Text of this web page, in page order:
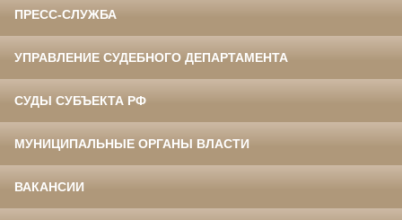
ПРЕСС-СЛУЖБА
УПРАВЛЕНИЕ СУДЕБНОГО ДЕПАРТАМЕНТА
СУДЫ СУБЪЕКТА РФ
МУНИЦИПАЛЬНЫЕ ОРГАНЫ ВЛАСТИ
ВАКАНСИИ